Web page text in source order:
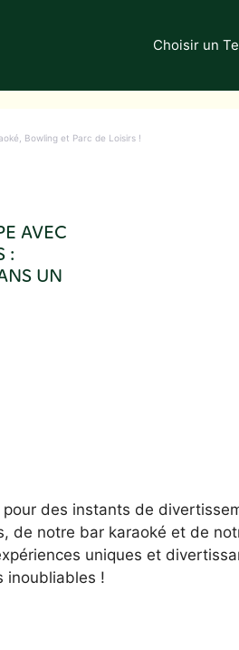
Choisir un
Bowling et Parc de Loisirs !
AVEC
:
UN
des instants de
de notre bar karaoké et de
uniques et
inoubliables !